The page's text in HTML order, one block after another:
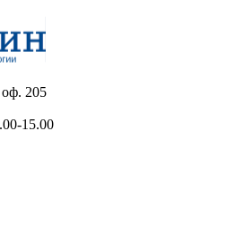
205
15.00